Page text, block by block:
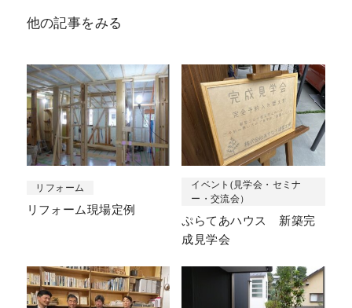
他の記事をみる
リフォーム
リフォーム現場定例
イベント(見学会・セミナ
ー・交流会）
ぷらてあハウス 新築完
成見学会